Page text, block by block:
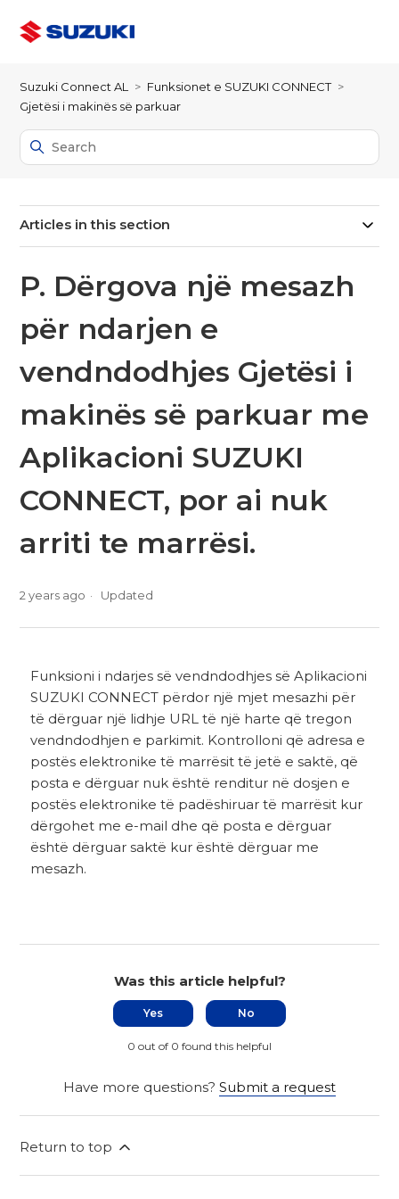
Suzuki Connect AL
Funksionet e SUZUKI CONNECT
Gjetësi i makinës së parkuar
Articles in this section
P. Dërgova një mesazh
për ndarjen e
vendndodhjes Gjetësi i
makinës së parkuar me
Aplikacioni SUZUKI
CONNECT, por ai nuk
arriti te marrësi.
2 years ago Updated
Funksioni i ndarjes së vendndodhjes së Aplikacioni
SUZUKI CONNECT përdor një mjet mesazhi për
të dërguar një lidhje URL të një harte që tregon
vendndodhjen e parkimit. Kontrolloni që adresa e
postës elektronike të marrësit të jetë e saktë, që
posta e dërguar nuk është renditur në dosjen e
postës elektronike të padëshiruar të marrësit kur
dërgohet me e-mail dhe që posta e dërguar
është dërguar saktë kur është dërguar me
mesazh.
Was this article helpful?
Yes No
0 out of 0 found this helpful
Have more questions? Submit a request
Return to top